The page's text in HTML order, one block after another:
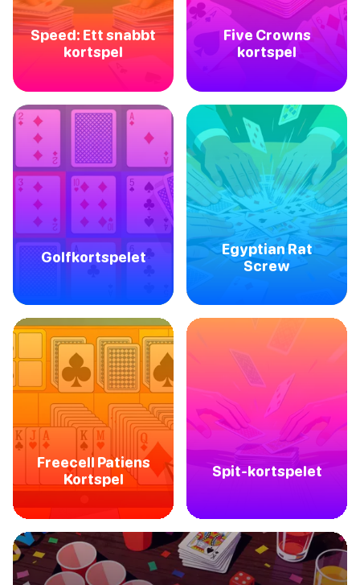
Speed: Ett snabbt
kortspel
Five Crowns
kortspel
Golfkortspelet
Egyptian Rat
Screw
Freecell Patiens
Kortspel
Spit-kortspelet